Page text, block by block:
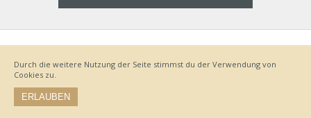
Datenschutz
Lieferung
Bestellvorgang
AGB
Durch die weitere Nutzung der Seite stimmst du der Verwendung von
Cookies zu.
ERLAUBEN